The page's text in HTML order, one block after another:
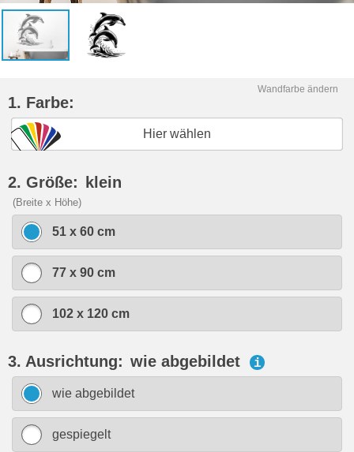
Wandfarbe ändern
1. Farbe:
Hier wählen
2. Größe: klein
(Breite x Höhe)
51 x 60 cm
77 x 90 cm
102 x 120 cm
3. Ausrichtung: wie abgebildet i
wie abgebildet
gespiegelt